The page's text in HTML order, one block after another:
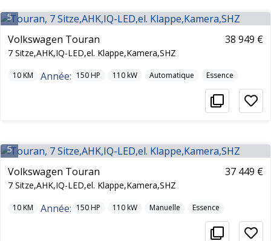
5
Volkswagen Touran
7 Sitze,AHK,IQ-LED,el. Klappe,Kamera,SHZ
38 949 €
10KM Année: 150HP 110kW Automatique Essence
5
Volkswagen Touran
7 Sitze,AHK,IQ-LED,el. Klappe,Kamera,SHZ
37 449 €
10KM Année: 150HP 110kW Manuelle Essence